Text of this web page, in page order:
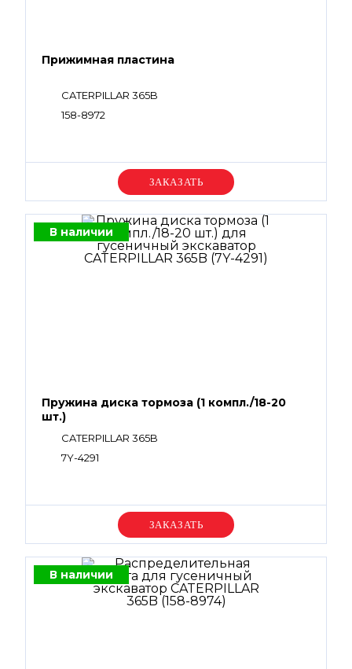
Прижимная пластина
CATERPILLAR 365B
158-8972
Уточняйте цену
В наличии
Пружина диска тормоза (1 компл./18-20
шт.)
CATERPILLAR 365B
7Y-4291
Уточняйте цену
В наличии